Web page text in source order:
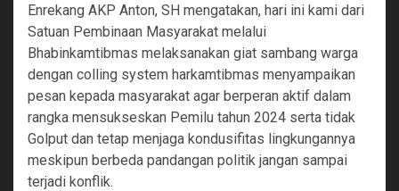
Enrekang AKP Anton, SH mengatakan, hari ini kami dari
Satuan Pembinaan Masyarakat melalui
Bhabinkamtibmas melaksanakan giat sambang warga
dengan colling system harkamtibmas menyampaikan
pesan kepada masyarakat agar berperan aktif dalam
rangka mensukseskan Pemilu tahun 2024 serta tidak
Golput dan tetap menjaga kondusifitas lingkungannya
meskipun berbeda pandangan politik jangan sampai
terjadi konflik.